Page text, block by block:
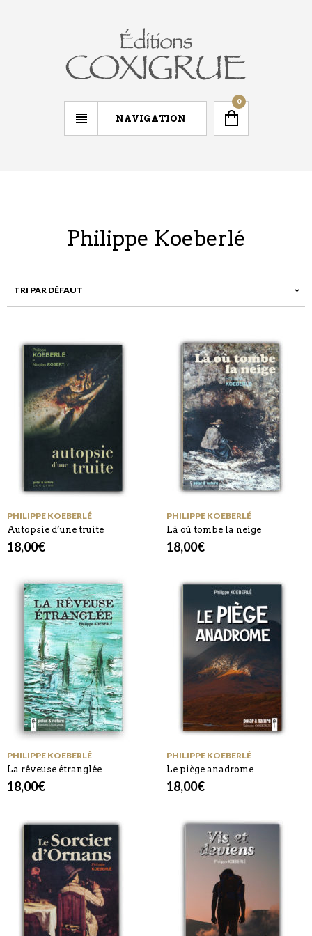
NAVIGATION
0
Philippe Koeberlé
PHILIPPE KOEBERLÉ
Autopsie d’une truite
18,00€
PHILIPPE KOEBERLÉ
Là où tombe la neige
18,00€
PHILIPPE KOEBERLÉ
La rêveuse étranglée
18,00€
PHILIPPE KOEBERLÉ
Le piège anadrome
18,00€